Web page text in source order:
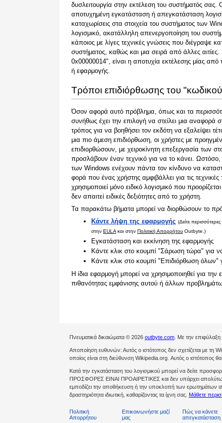
δυσλειτουργία στην εκτέλεση του συστήματός
αποτυχημένη εγκατάσταση ή απεγκατάσταση
καταχωρίσεις στα στοιχεία του συστήματος των
λογισμικό, ακατάλληλη απενεργοποίηση του
κάποιος με λίγες τεχνικές γνώσεις που διέγραψε
συστήματος, καθώς και μια σειρά από άλλες
0x00000014", είναι η αποτυχία εκτέλεσης μίας από
ή εφαρμογής.
Τρόποι επιδιόρθωσης του
Όσον αφορά αυτό πρόβλημα, όπως και τα
συνήθως έχει την επιλογή να στείλει μια αναφορά
τρόπος για να βοηθήσει τον εκδότη να εξαλείψει
μια πιο άμεση επιδιόρθωση, οι χρήστες με
επιδιορθώσουν, με χειροκίνητη επεξεργασία των
προσλάβουν έναν τεχνικό για να το κάνει. Ωστόσο,
των Windows ενέχουν πάντα τον κίνδυνο να
φορά που ένας χρήστης αμφιβάλλει για τις
χρησιμοποιεί μόνο ειδικό λογισμικό που
δεν απαιτεί ειδικές δεξιότητες από το χρήστη.
Τα παρακάτω βήματα μπορεί να διορθώσουν το
Κάντε λήψη της εφαρμογής (Δείτε
στην EULAκαι στην Πολιτική Απορρήτου Outbyte.)
Εγκατάσταση και εκκίνηση της εφαρμογής
Κάντε κλικ στο κουμπί "Σάρωση τώρα" για
Κάντε κλικ στο κουμπί "Επιδιόρθωση όλων"
Η ίδια εφαρμογή μπορεί να χρησιμοποιηθεί για
πιθανότητας εμφάνισης αυτού ή άλλων
Πνευματικά δικαιώματα © 2026 outbyte.com . Με την
Αποποίηση ευθυνών: Αυτός ο ιστότοπος δεν σχετίζεται με τη
οποίος είναι στη διεύθυνση Wikipedia.org. Αυτός ο ιστότοπος
Κατά την εγκατάσταση του λογισμικού μπορεί να δείτε
ΠΡΟΣΦΟΡΕΣ ΕΙΝΑΙ ΠΡΟΑΙΡΕΤΙΚΕΣ και δεν υπάρχει
εμποδίζει την αποθήκευση ή την υποκλοπή των ερωτημάτων
δραστηριότητα ιδιωτική, καθαρίζοντας τα ίχνη σας. Μάθετε
Πολιτική
Απορρήτου
Επικοινωνήστε μαζί
μας
Πώς να κάνετε
απεγκατάσταση